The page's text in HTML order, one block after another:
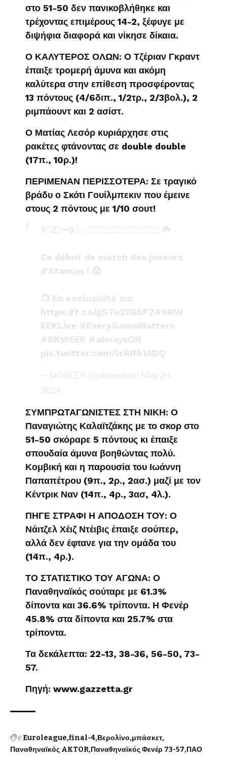
στο 51-50 δεν πανικοβλήθηκε και
τρέχοντας επιμέρους 14-2, ξέφυγε με
διψήφια διαφορά και νίκησε δίκαια.
Ο ΚΑΛΥΤΕΡΟΣ ΟΛΩΝ: Ο Τζέριαν Γκραντ
έπαιξε τρομερή άμυνα και ακόμη
καλύτερα στην επίθεση προσφέροντας
13 πόντους (4/6διπ., 1/2τρ., 2/3βολ.), 2
ριμπάουντ και 2 ασίστ.
Ο Ματίας Λεσόρ κυριάρχησε στις
ρακέτες φτάνοντας σε double double
(17π., 10ρ.)!
ΠΕΡΙΜΕΝΑΝ ΠΕΡΙΣΣΟΤΕΡΑ: Σε τραγικό
βράδυ ο Σκότι Γουίλμπεκιν που έμεινε
στους 2 πόντους με 1/10 σουτ!
1⃣2⃣➖0⃣ : 𝗣𝗔𝗡𝗔𝗧𝗛𝗜𝗡𝗔𝗜𝗞𝗢𝗦 ☘️
Ce début de match des joueurs
d'Ataman ! 😱
📺 En exclusivité sur
https://t.co/gS7u20BbFZ#SKW
EEKLive #EveryGameMatters
#SKWEEK #alwaysON
pic.twitter.com/lcRIfb1ADQ
— SKWEEK (@skweektv) May 24,
2024
ΣΥΜΠΡΩΤΑΓΩΝΙΣΤΕΣ ΣΤΗ ΝΙΚΗ: Ο
Παναγιώτης Καλαϊτζάκης με το σκορ στο
51-50 σκόραρε 5 πόντους κι έπαιξε
σπουδαία άμυνα βοηθώντας πολύ.
Κομβική και η παρουσία του Ιωάννη
Παπαπέτρου (9π., 2ρ., 2ασ.) μαζί με τον
Κέντρικ Ναν (14π., 4ρ., 3ασ, 4λ.).
ΠΗΓΕ ΣΤΡΑΦΙ Η ΑΠΟΔΟΣΗ ΤΟΥ: Ο
Νάιτζελ Χέιζ Ντέιβις έπαιξε σούπερ,
αλλά δεν έφτανε για την ομάδα του
(14π., 4ρ.).
ΤΟ ΣΤΑΤΙΣΤΙΚΟ ΤΟΥ ΑΓΩΝΑ: Ο
Παναθηναϊκός σούταρε με 61.3%
δίποντα και 36.6% τρίποντα. Η Φενέρ
45.8% στα δίποντα και 25.7% στα
τρίποντα.
Τα δεκάλεπτα: 22-13, 38-36, 56-50, 73-
57.
Πηγή: www.gazzetta.gr
# Euroleague final-4 Βερολίνο μπάσκετ
Παναθηναϊκός AKTOR Παναθηναϊκός Φενέρ 73-57 ΠΑΟ